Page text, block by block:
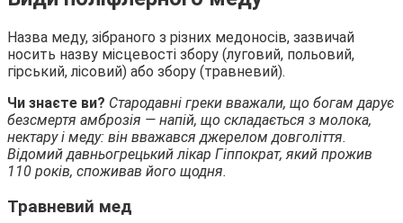
Назва меду, зібраного з різних медоносів, зазвичай
носить назву місцевості збору (луговий, польовий,
гірський, лісовий) або збору (травневий).
Чи знаєте ви? Стародавні греки вважали, що богам дарує
безсмертя амброзія — напій, що складається з молока,
нектару і меду: він вважався джерелом довголіття.
Відомий давньогрецький лікар Гіппократ, який прожив
110 років, споживав його щодня.
Травневий мед